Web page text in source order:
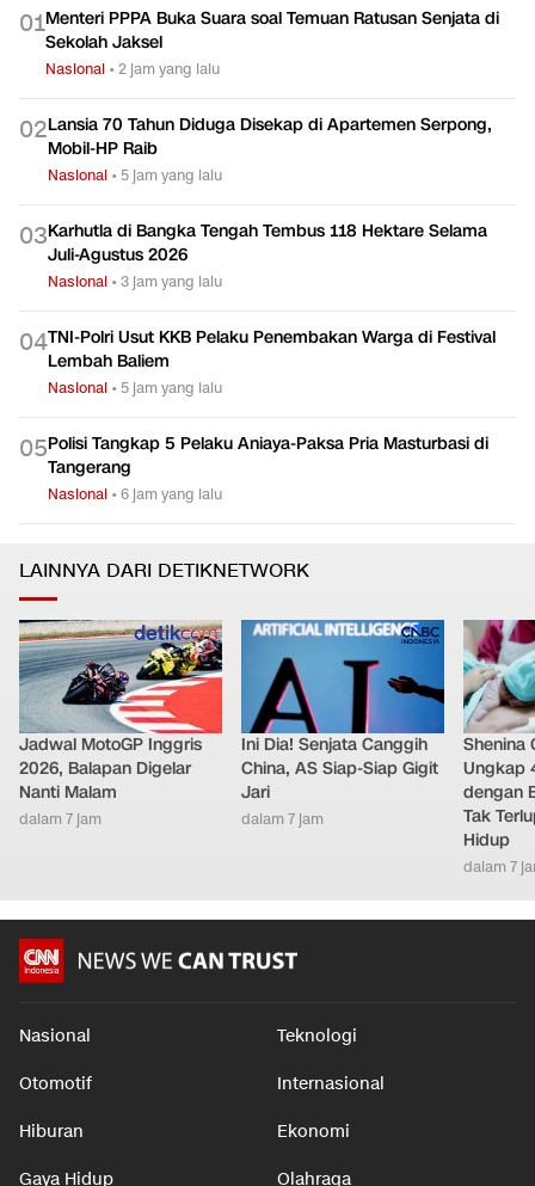
01Menteri PPPA Buka Suara soal Temuan Ratusan Senjata di
Sekolah Jaksel
Nasional •2 jam yang lalu
02Lansia 70 Tahun Diduga Disekap di Apartemen Serpong,
Mobil-HP Raib
Nasional • 5 jam yang lalu
03Karhutla di Bangka Tengah Tembus 118 Hektare Selama
Juli-Agustus 2026
Nasional •3 jam yang lalu
04TNI-Polri Usut KKB Pelaku Penembakan Warga di Festival
Lembah Baliem
Nasional • 5 jam yang lalu
05Polisi Tangkap 5 Pelaku Aniaya-Paksa Pria Masturbasi di
Tangerang
Nasional •6 jam yang lalu
LAINNYA DARI DETIKNETWORK
Jadwal MotoGP Inggris
2026, Balapan Digelar
Nanti Malam
dalam 7 jam
Ini Dia! Senjata Canggih
China, AS Siap-Siap Gigit
Jari
dalam 7 jam
Shenina
Ungkap
dengan
Tak
Hidup
dalam 7
Nasional Teknologi
Otomotif Internasional
Hiburan Ekonomi
Gaya Hidup Olahraga